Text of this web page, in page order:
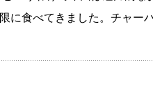
限に食べてきました。チャー